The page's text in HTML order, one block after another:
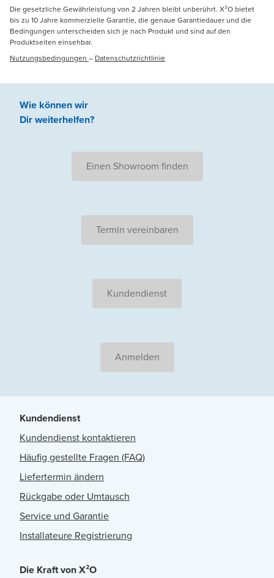
Die gesetzliche Gewährleistung von 2 Jahren bleibt unberührt. X²O bietet
bis zu 10 Jahre kommerzielle Garantie, die genaue Garantiedauer und die
Bedingungen unterscheiden sich je nach Produkt und sind auf den
Produktseiten einsehbar.
Nutzungsbedingungen – Datenschutzrichtlinie
Wie können wir
Dir weiterhelfen?
Einen Showroom finden
Termin vereinbaren
Kundendienst
Anmelden
Kundendienst
Kundendienst kontaktieren
Häufig gestellte Fragen (FAQ)
Liefertermin ändern
Rückgabe oder Umtausch
Service und Garantie
Installateure Registrierung
Die Kraft von X²O